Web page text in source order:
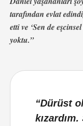
tarafından evlat
etti ve ‘Sen de
yoktu.”
“Dürüst